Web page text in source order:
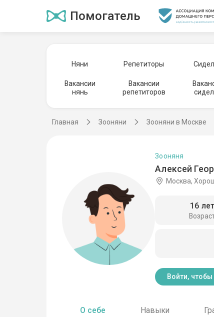
Помогатель
Няни Репетиторы
Вакансии
нянь
Вакансии
репетиторов
Главная Зооняни Зооняни в Москве
Алексей
Зооняня
Москва,
16 лет
Войти,
О себе Навыки